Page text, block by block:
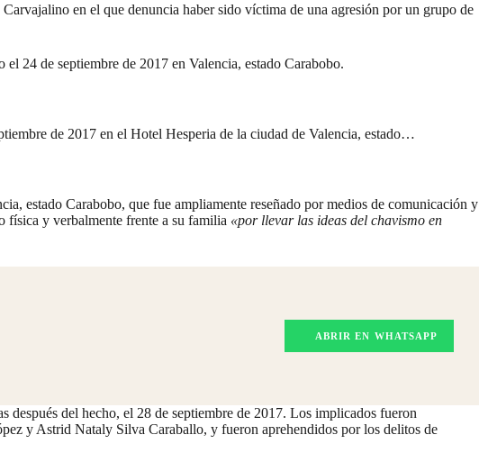
en el que denuncia haber sido víctima de una agresión por un grupo de
24 de septiembre de 2017 en Valencia, estado Carabobo.
de 2017 en el Hotel Hesperia de la ciudad de Valencia, estado…
estado Carabobo, que fue ampliamente reseñado por medios de comunicación y
física y verbalmente frente a su familia «por llevar las ideas del chavismo en
ABRIR EN WHATSAPP
después del hecho, el 28 de septiembre de 2017. Los implicados fueron
y Astrid Nataly Silva Caraballo, y fueron aprehendidos por los delitos de